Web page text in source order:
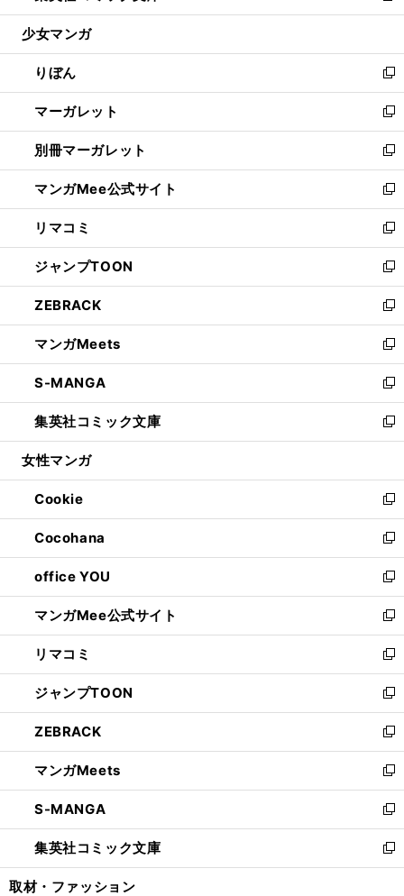
開
ウ
開
く
ン
ウ
で
開
く
ウ
ン
ド
ウ
で
開
く
し
ウ
ィ
ン
ド
ウ
で
開
く
少女マンガ
りぼん
新
し
い
ウ
ィ
ン
ド
ウ
で
開
く
マーガレット
新
し
い
ウ
ィ
ン
ド
ウ
で
開
く
別冊マーガレット
新
し
い
ウ
ィ
ン
ド
ウ
で
開
く
マンガMee公式サイト
新
し
い
ウ
ィ
ン
ド
ウ
で
開
く
リマコミ
新
し
い
ウ
ィ
ン
ド
ウ
で
開
く
ジャンプTOON
新
し
い
ウ
ィ
ン
ド
ウ
で
開
ZEBRACK
新
し
い
ウ
ィ
ン
ド
ウ
開
く
マンガMeets
新
し
い
ウ
ィ
ン
ウ
で
開
く
S-MANGA
新
し
い
ウ
ン
ド
ウ
で
開
く
集英社コミック文庫
新
し
ウ
ィ
ン
ド
ウ
で
開
く
女性マンガ
Cookie
新
し
い
ウ
ィ
ン
ド
ウ
で
開
く
Cocohana
新
し
い
ウ
ィ
ン
ド
ウ
で
開
く
office YOU
新
し
い
ウ
ィ
ン
ド
ウ
で
開
く
マンガMee公式サイト
新
し
い
ウ
ィ
ン
ド
ウ
で
開
く
リマコミ
新
し
い
ウ
ィ
ン
ド
ウ
で
開
く
ジャンプTOON
新
し
い
ウ
ィ
ン
ド
ウ
で
開
ZEBRACK
新
し
い
ウ
ィ
ン
ド
ウ
マンガMeets
新
し
い
ウ
ィ
ン
S-MANGA
新
し
い
ウ
集英社コミック文庫
新
し
取材・ファッション